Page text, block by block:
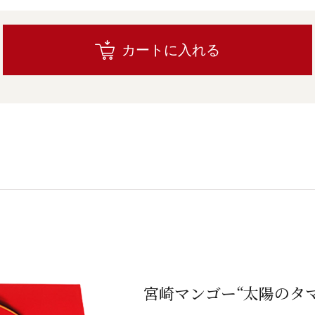
カートに入れる
宮崎マンゴー“太陽のタ